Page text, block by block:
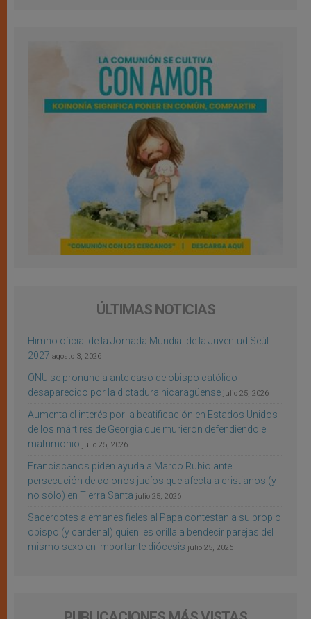
ÚLTIMAS NOTICIAS
Himno oficial de la Jornada Mundial de la Juventud Seúl
2027 agosto 3, 2026
ONU se pronuncia ante caso de obispo católico
desaparecido por la dictadura nicaragüense julio 25, 2026
Aumenta el interés por la beatificación en Estados Unidos
de los mártires de Georgia que murieron defendiendo el
matrimonio julio 25, 2026
Franciscanos piden ayuda a Marco Rubio ante
persecución de colonos judíos que afecta a cristianos (y
no sólo) en Tierra Santa julio 25, 2026
Sacerdotes alemanes fieles al Papa contestan a su propio
obispo (y cardenal) quien les orilla a bendecir parejas del
mismo sexo en importante diócesis julio 25, 2026